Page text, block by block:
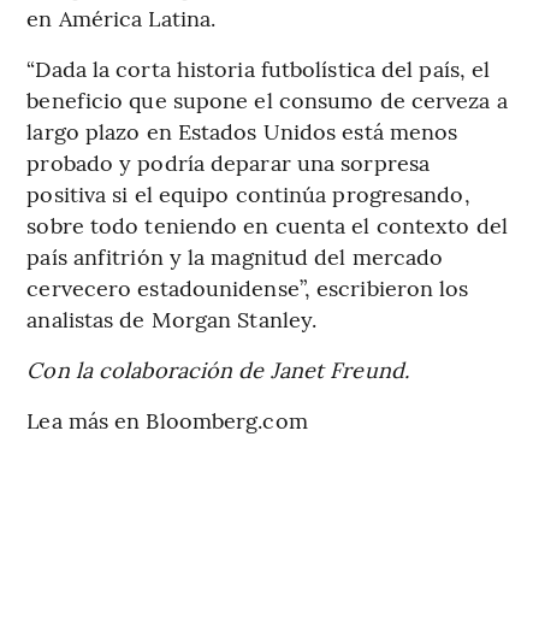
en América Latina.
“Dada la corta historia futbolística del país, el
beneficio que supone el consumo de cerveza a
largo plazo en Estados Unidos está menos
probado y podría deparar una sorpresa
positiva si el equipo continúa progresando,
sobre todo teniendo en cuenta el contexto del
país anfitrión y la magnitud del mercado
cervecero estadounidense”, escribieron los
analistas de Morgan Stanley.
Con la colaboración de Janet Freund.
Lea más en Bloomberg.com